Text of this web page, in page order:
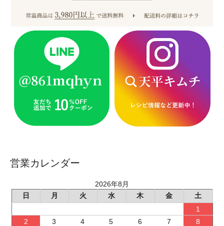
営業カレンダー
2026年8月
日
月 火 水 木 金
土
1
2
3 4 5 6 7
8